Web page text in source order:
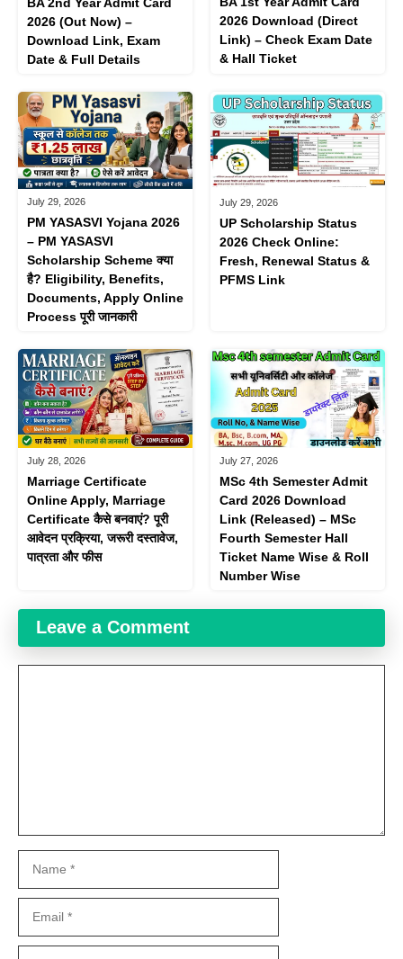
2026 (Out Now) –
Download Link, Exam
Date & Full Details
2026 Download (Direct
Link) – Check Exam Date
& Hall Ticket
July 29, 2026
PM YASASVI Yojana 2026
– PM YASASVI
Scholarship Scheme क्या
है? Eligibility, Benefits,
Documents, Apply Online
Process पूरी जानकारी
July 29, 2026
UP Scholarship Status
2026 Check Online:
Fresh, Renewal Status &
PFMS Link
July 28, 2026
Marriage Certificate
Online Apply, Marriage
Certificate कैसे बनवाएं? पूरी
आवेदन प्रक्रिया, जरूरी दस्तावेज,
पात्रता और फीस
July 27, 2026
MSc 4th Semester Admit
Card 2026 Download
Link (Released) – MSc
Fourth Semester Hall
Ticket Name Wise & Roll
Number Wise
Leave a Comment